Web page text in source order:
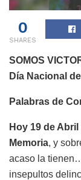
0
SHARES
SOMOS
Día Nacional
Palabras de
Hoy 19 de
Memoria, y
acaso la
insepultos